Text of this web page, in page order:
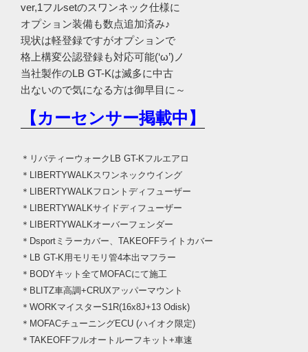
ver,1フルsetのスワンネック仕様に
オプション装備も数点追加済み♪
現状は軽登録ですがオプションで
格上構変公認登録も対応可能(‘ω’)ノ
当社製作のLB GT-Kは滅多に中古
出ないので気になる方は御早目に～
【カーセンサー掲載中】
＊リバティーウォークLB GT-Kフルエアロ
＊LIBERTYWALKスワンネックウイング
＊LIBERTYWALKフロントディフューザー
＊LIBERTYWALKサイドディフューザー
＊LIBERTYWALKオーバーフェンダー
＊Dsportミラーカバー、TAKEOFFライトカバー
＊LB GT-K用モリモリ管4本出マフラー
＊BODYキット全てMOFACにて施工
＊BLITZ車高調+CRUXアッパーマウント
＊WORKマイスターS1R(16x8J+13 Odisk)
＊MOFACチューニングECU (ハイオク限定)
＊TAKEOFFフルオートルーフキット+車速